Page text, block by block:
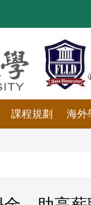
課程規劃 海外